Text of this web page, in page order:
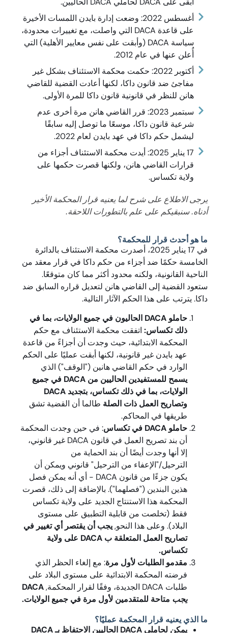
أغسطس 2022: وضعت إدارة بايدن اللمسات الأخيرة
على قاعدة DACA التي واصلت، مع تغييرات محدودة،
سياسة DACA (وأبقت على نفس معايير الأهلية) التي
أُعلن عنها في عام 2012.
أكتوبر 2022: حكمت محكمة الاستئناف بشكل غير
مفاجئ ضد قانون داكا، لكنها أعادت القضية للقاضي
هانن للنظر في قانونية قانون داكا للمرة الأولى.
سبتمبر 2023: قرر القاضي هانن مرة أخرى عدم
شرعية قانون داكا، موسعًا ما توصل إليه سابقًا
ليشمل حكم داكا في عهد بايدن لعام 2022.
17 يناير 2025: أيدت محكمة الاستئناف أجزاء من
قرارات القاضي هانن، ولكنها قصرت حكمها على
ولاية تكساس.
يرجى الاطلاع على شرح لما يعنيه قرار المحكمة الأخير
أدناه. سنبقيكم على علم بالتطورات اللاحقة.
ما هو أحدث قرار للمحكمة؟
في 17 يناير 2025، أصدرت محكمة الاستئناف بالدائرة
الخامسة حكمًا ضد أجزاء من حكم داكا في قرار معقد من
الناحية القانونية، ولكنه محدود أكثر مما كان متوقعًا.
ستعود القضية إلى القاضي هانن لتعديل قراره السابق ضد
داكا. يترتب على هذا الحكم الآثار التالية.
حاملو DACA الحاليون في جميع الولايات، بما في
ذلك تكساس:اتفقت محكمة الاستئناف مع حكم
المحكمة الابتدائية، حيث وجدت أن أجزاءً من قاعدة
عهد بايدن غير قانونية، لكنها أبقت عمليًا على الحكم
الوارد في حكم القاضي هانين ("الوقف") الذي
يسمح للمستفيدين الحاليين من DACA في جميع
الولايات، بما في ذلك تكساس، بتجديد DACA
وتصاريح العمل ذات الصلةطالما أن القضية تشق
طريقها في المحاكم.
حاملو DACA في تكساس
: في حين وجدت المحكمة
أن بند تصريح العمل في قانون DACA غير قانوني،
إلا أنها وجدت أيضًا أن بند الحماية من
الترحيل/"الإعفاء من الترحيل" قانوني ويمكن أن
يكون جزءًا من قانون DACA - أي أنه يمكن فصل
هذين البندين ("فصلهما"). بالإضافة إلى ذلك، قصرت
المحكمة هذا الاستنتاج الجديد على ولاية تكساس
فقط (تخلصت من قابلية التطبيق على مستوى
البلاد). وعلى هذا النحو,يجب أن يقتصر أي تغيير في
تصاريح العمل المتعلقة ب DACA على ولاية
تكساس.
مقدمو الطلبات لأول مرة: مع إلغاء الحظر الذي
فرضته المحكمة الابتدائية على مستوى البلاد على
طلبات DACA الجديدة، وفقًا لقرار المحكمة,
DACA
يجبمتاحة للمتقدمين لأول مرة في جميع الولايات.
ما الذي يعنيه قرار المحكمة عمليًا؟
يمكن لحاملي DACA الحاليين الاحتفاظ بـ DACA